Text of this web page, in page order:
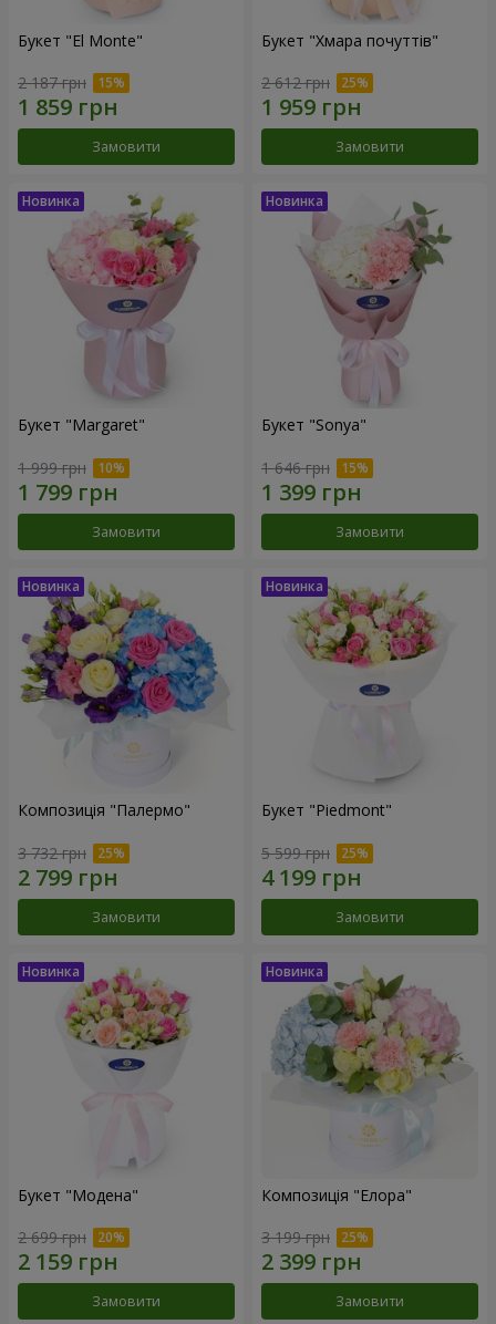
Букет "El Monte"
2 187 грн
Замовити
Букет "Хмара почуттів"
2 612 грн
Замовити
Букет "Margaret"
1 999 грн
Замовити
Букет "Sonya"
1 646 грн
Замовити
Композиція "Палермо"
3 732 грн
Замовити
Букет "Piedmont"
5 599 грн
Замовити
Букет "Модена"
2 699 грн
Замовити
Композиція "Елора"
3 199 грн
Замовити